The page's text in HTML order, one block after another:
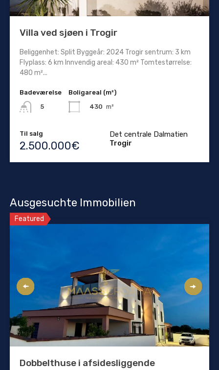
Villa ved sjøen i Trogir
Beliggenhet: Split Byggeår: 2024 Trogir sentrum: 3 km
Flyplass: 6 km Innvendig areal: 430 m² Tomtestørrelse:
480 m²...
Badeværelse
5
Boligareal (m²)
430 m²
Til salg
2.500.000€
Det centrale Dalmatien
Trogir
Ausgesuchte Immobilien
Featured
Dobbelthuse i afsidesliggende